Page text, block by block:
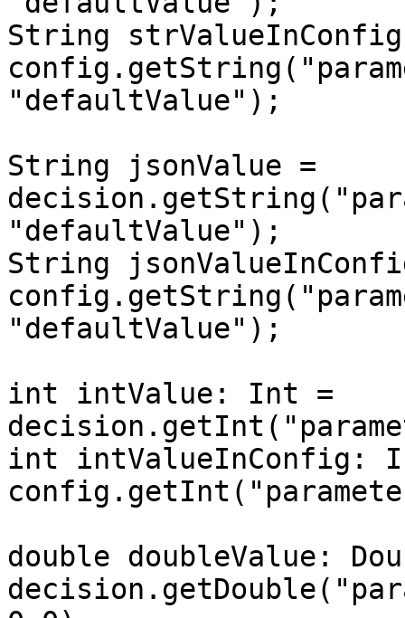
String
"defaultValue");
String jsonValue =
"defaultValue");
String
"defaultValue");
int intValue: Int =
int intValueInConfig:
double doubleValue: